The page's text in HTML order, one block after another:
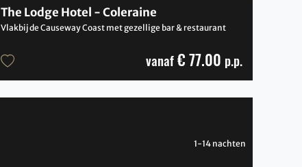
The Lodge Hotel - Coleraine
Vlakbij de Causeway Coast met gezellige bar & restaurant
vanaf€ 77.00 p.p.
1-14 nachten